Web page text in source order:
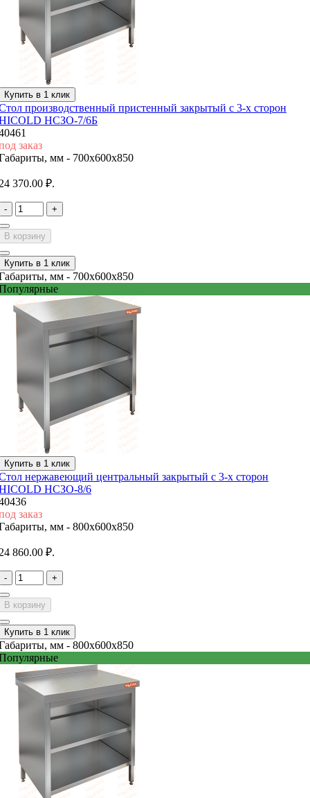
Купить в 1 клик
производственный пристенный закрытый с 3-х сторон
НСЗО-7/6Б
заказ
мм - 700x600x850
370.00 ₽.
- +
В корзину
Купить в 1 клик
мм - 700x600x850
Купить в 1 клик
нержавеющий центральный закрытый с 3-х сторон
НСЗО-8/6
заказ
мм - 800x600x850
860.00 ₽.
- +
В корзину
Купить в 1 клик
мм - 800x600x850